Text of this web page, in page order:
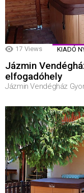
17 Views KIADÓ
Jázmin
elfogadóhely
Jázmin Vendégház